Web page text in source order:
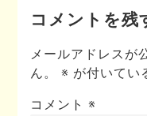
コメントを残
メールアドレスが
ん。
※ が付いてい
コメント※